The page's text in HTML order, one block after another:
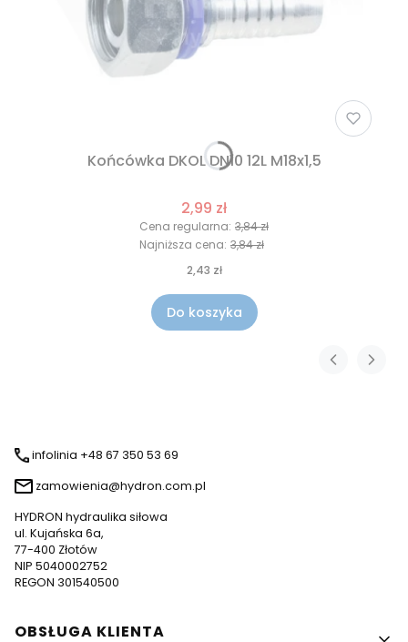
Końcówka DKOL DN10 12L M18x1,5
2,99 zł
Cena regularna: 3,84 zł
Najniższa cena: 3,84 zł
2,43 zł
Do koszyka
infolinia +48 67 350 53 69
zamowienia@hydron.com.pl
HYDRON hydraulika siłowa
ul. Kujańska 6a,
77-400 Złotów
NIP 5040002752
REGON 301540500
Linki w stopce
OBSŁUGA KLIENTA